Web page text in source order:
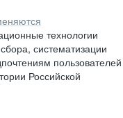
технологии
систематизации
пользователей
Российской